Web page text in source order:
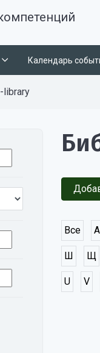
Календарь
library
Все А
Ш Щ
U V